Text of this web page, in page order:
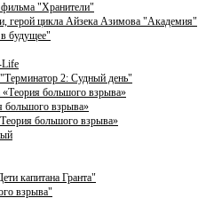
"Хранители"
герой цикла Айзека Азимова "Академия"
будущее"
Life
2: Судный день"
«Теория большого взрыва»
большого взрыва»
большого взрыва»
капитана Гранта"
взрыва"